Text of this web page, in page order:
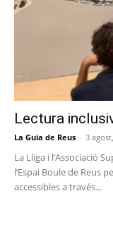
Lectura
La Guia de Reus - 3
La Lliga i l’Associació
l’Espai Boule de Reus
accessibles a través...